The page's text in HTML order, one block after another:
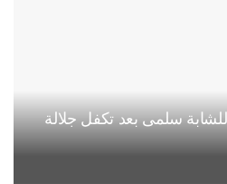
سلمى بعد تكفل جلالة